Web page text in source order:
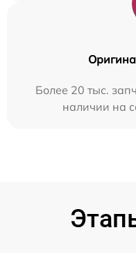
Более 20 тыс.
наличии на